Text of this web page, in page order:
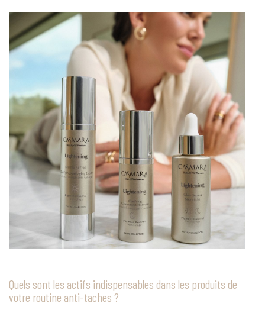
Quels sont les actifs indispensables dans les produits de
votre routine anti-taches ?